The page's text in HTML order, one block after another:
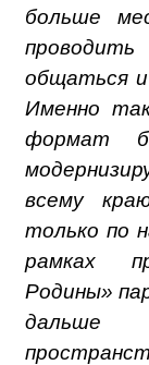
больше
общаться и
Именно
формат
всему
только по
рамках
Родины»
дальше